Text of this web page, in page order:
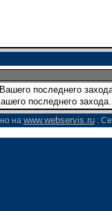
последнего
последнего захода.
на www.webservis.ru: